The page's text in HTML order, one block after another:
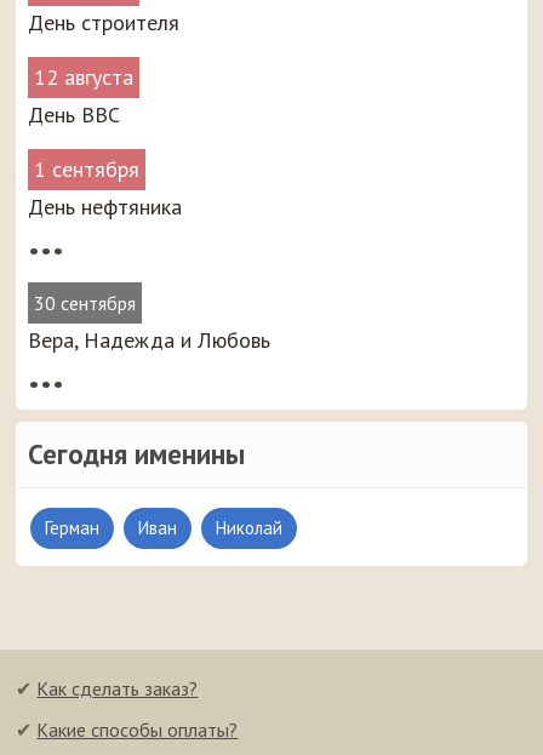
День строителя
12 августа
День ВВС
1 сентября
День нефтяника
•••
30 сентября
Вера, Надежда и Любовь
•••
Сегодня именины
Герман Иван Николай
✔ Как сделать заказ?
✔ Какие способы оплаты?